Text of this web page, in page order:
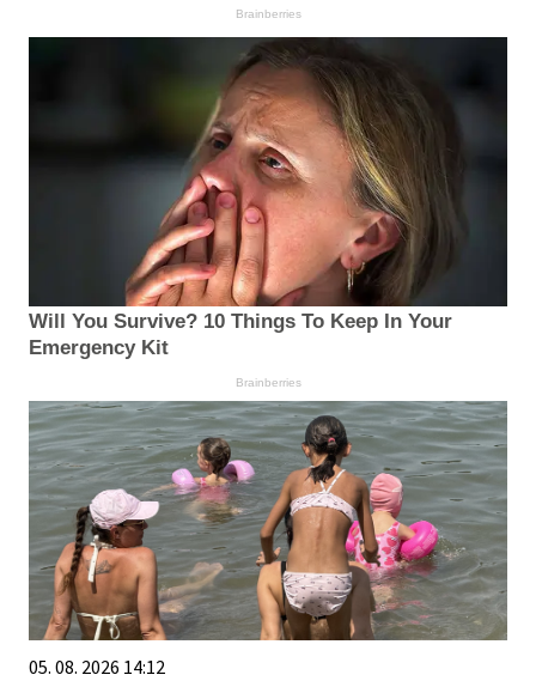
Brainberries
Will You Survive? 10 Things To Keep In Your
Emergency Kit
Brainberries
05. 08. 2026 14:12